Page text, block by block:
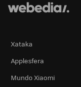
Xataka
Applesfera
Mundo Xiaomi